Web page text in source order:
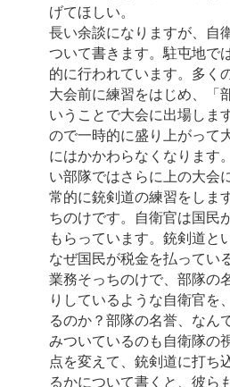
げてほしい。
長い余談になりますが、自
ついて書きます。駐屯地で
的に行われています。多く
大会前に練習をはじめ、「
いうことで大会に出場しま
ので一時的に盛り上がって
にはかかわらなくなります
い部隊ではさらに上の大会
常的に銃剣道の練習をしま
ちのけです。自衛官は国民
もらっています。銃剣道と
なぜ国民が税金を払ってい
業務そっちのけで、部隊の
りしているような自衛官を
るのか？部隊の名誉、なん
みついているのも自衛隊の
点を変えて、銃剣道に打ち
るかについて書くと、彼ら